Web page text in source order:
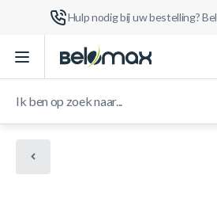
Hulp nodig bij uw bestelling? Bel
Ga naar de inhoud